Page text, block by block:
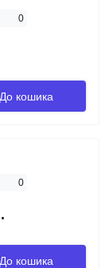
0
До кошика
0
До кошика